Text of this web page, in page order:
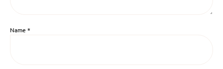
Name *